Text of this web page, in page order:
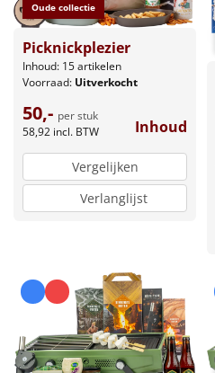
Oude collectie
Picknickplezier
Inhoud: 15 artikelen
Voorraad: Uitverkocht
50,- per stuk
58,92 incl. BTW Inhoud
Vergelijken
Verlanglijst